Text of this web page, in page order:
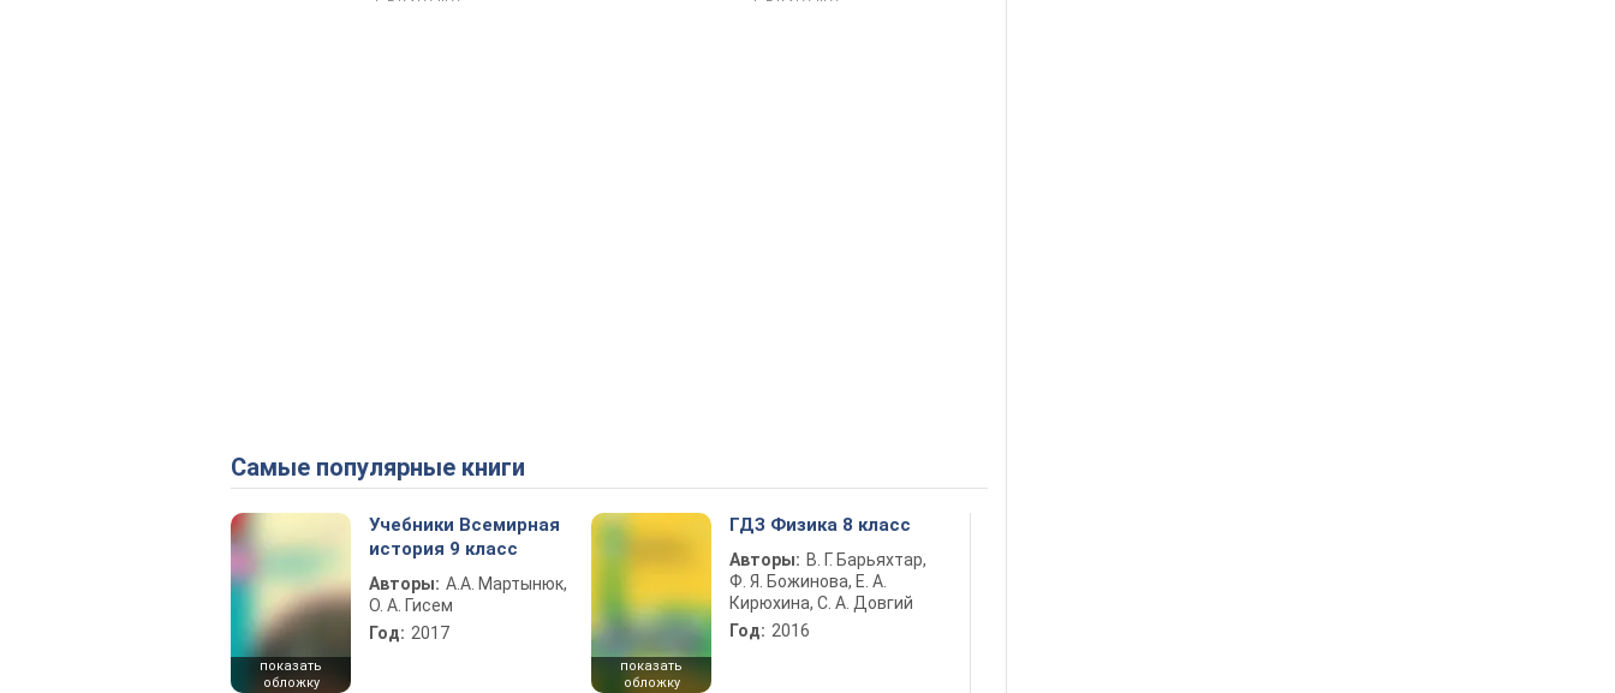
Самые популярные книги
показать
обложку
Учебники Всемирная
история 9 класс
Авторы: А.А. Мартынюк,
О. А. Гисем
Год: 2017
показать
обложку
ГДЗ Физика 8 класс
Авторы: В. Г. Барьяхтар,
Ф. Я. Божинова, Е. А.
Кирюхина, С. А. Довгий
Год: 2016